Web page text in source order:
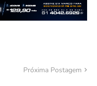
Próxima Postagem